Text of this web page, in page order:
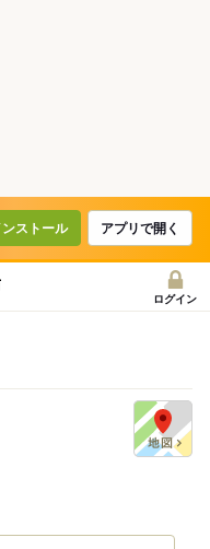
ンストール アプリで開く
ログイン